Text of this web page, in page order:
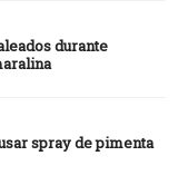
durante
spray de pimenta